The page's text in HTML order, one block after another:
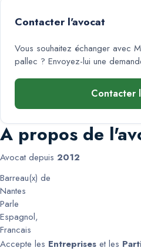
Contacter l'avocat
Vous souhaitez échanger avec
pallec ? Envoyez-lui une
Contacter
A propos de
Avocat depuis 2012
Barreau(x) de
Nantes
Parle
Espagnol,
Francais
Accepte les Entreprises et les